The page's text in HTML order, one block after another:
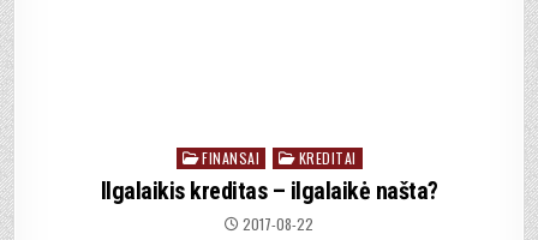
Posted
in
FINANSAI KREDITAI
Ilgalaikis kreditas – ilgalaikė našta?
2017-08-22